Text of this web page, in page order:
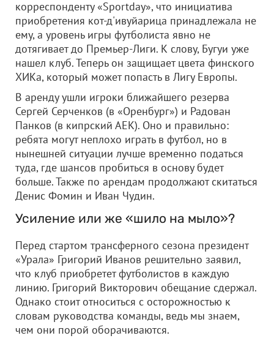
корреспонденту «Sportday», что инициатива
приобретения кот-д'ивуйарица принадлежала не
ему, а уровень игры футболиста явно не
дотягивает до Премьер-Лиги. К слову, Бугуи уже
нашел клуб. Теперь он защищает цвета финского
ХИКа, который может попасть в Лигу Европы.
В аренду ушли игроки ближайшего резерва
Сергей Серченков (в «Оренбург») и Радован
Панков (в кипрский АЕК). Оно и правильно:
ребята могут неплохо играть в футбол, но в
нынешней ситуации лучше временно податься
туда, где шансов пробиться в основу будет
больше. Также по арендам продолжают скитаться
Денис Фомин и Иван Чудин.
Усиление или же «шило на мыло»?
Перед стартом трансферного сезона президент
«Урала» Григорий Иванов решительно заявил,
что клуб приобретет футболистов в каждую
линию. Григорий Викторович обещание сдержал.
Однако стоит относиться с осторожностью к
словам руководства команды, ведь мы знаем,
чем они порой оборачиваются.